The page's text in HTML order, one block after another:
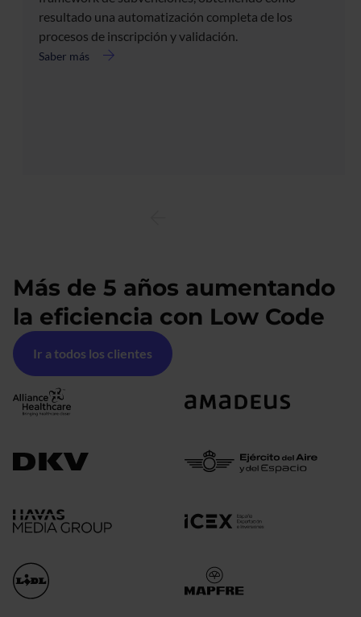
resultado una automatización completa de los
procesos de inscripción y validación.
Saber más
acerca
Más de 5 años aumentando
la eficiencia con Low Code
Ir a todos los clientes